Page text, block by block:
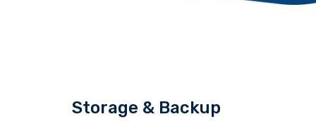
Storage & Backup